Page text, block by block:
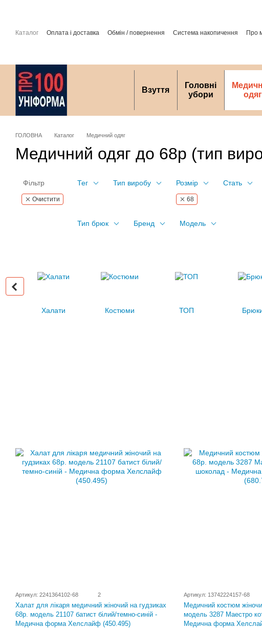
Каталог Оплата і доставка Обмін / повернення Система накопичення Про
Взуття
Головні
убори
одяг
ГОЛОВНА Каталог Медичний одяг
Медичний одяг до 68р (тип
Фільтр
Очистити
Тег Тип виробу Розмір
68
Стать
Тип брюк Бренд Модель
Халати Костюми ТОП
Артикул: 2241364102-68 2
Халат для лікаря медичний жіночий на гудзиках
68р. модель 21107 батист білий/темно-синій -
Медична форма Хелслайф (450.495)
Артикул: 13742224157-68
Медичний костюм
модель 3287 Маестро
Медична форма